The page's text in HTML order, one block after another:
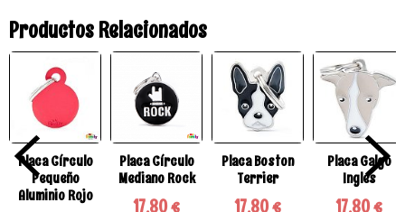
Productos Relacionados
Placa Círculo
Pequeño
Aluminio Rojo
Placa Círculo
Mediano Rock
17,80 €
Placa Boston
Terrier
17,80 €
Placa Galgo
Ingles
17,80 €